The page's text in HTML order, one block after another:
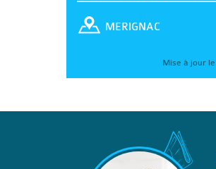
MERIGNAC
Mise à jour